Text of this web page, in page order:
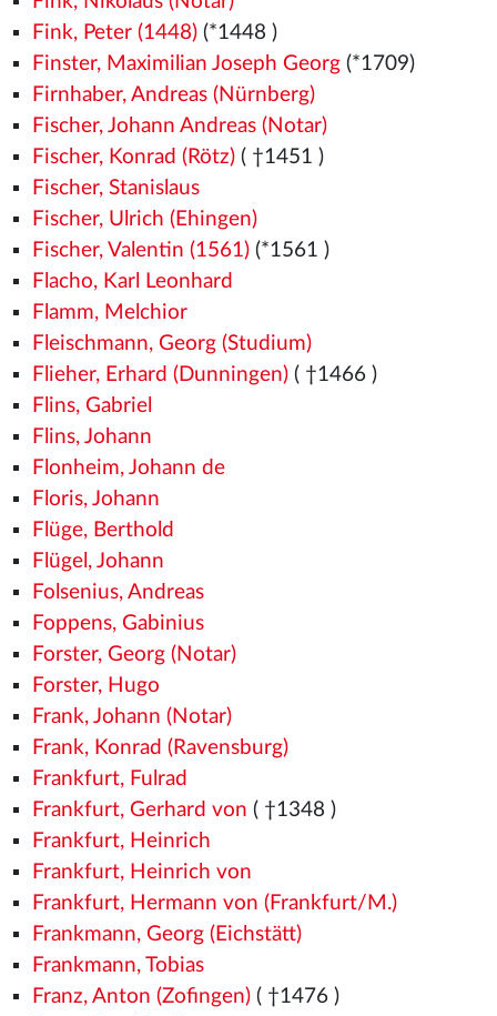
Fink, Peter (1448)(*1448 )
Finster, Maximilian Joseph Georg(*1709)
Firnhaber, Andreas (Nürnberg)
Fischer, Johann Andreas (Notar)
Fischer, Konrad (Rötz)( †1451 )
Fischer, Stanislaus
Fischer, Ulrich (Ehingen)
Fischer, Valentin (1561)(*1561 )
Flacho, Karl Leonhard
Flamm, Melchior
Fleischmann, Georg (Studium)
Flieher, Erhard (Dunningen)( †1466 )
Flins, Gabriel
Flins, Johann
Flonheim, Johann de
Floris, Johann
Flüge, Berthold
Flügel, Johann
Folsenius, Andreas
Foppens, Gabinius
Forster, Georg (Notar)
Forster, Hugo
Frank, Johann (Notar)
Frank, Konrad (Ravensburg)
Frankfurt, Fulrad
Frankfurt, Gerhard von ( †1348 )
Frankfurt, Heinrich
Frankfurt, Heinrich von
Frankfurt, Hermann von (Frankfurt/M.)
Frankmann, Georg (Eichstätt)
Frankmann, Tobias
Franz, Anton (Zofingen)( †1476 )